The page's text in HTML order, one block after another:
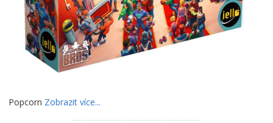
Popcorn Zobrazit více...